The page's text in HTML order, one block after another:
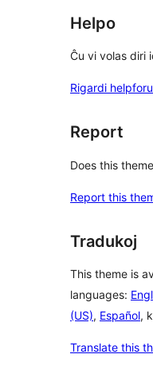
Helpo
Ĉu vi volas diri
Rigardi
Report
Does this
Report this
Tradukoj
This theme is
languages:
(US), Español,
Translate this